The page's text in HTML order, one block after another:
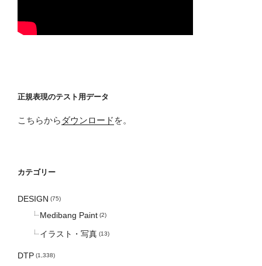
正規表現のテスト用データ
こちらから ダウンロード を。
カテゴリー
DESIGN (75)
Medibang Paint (2)
イラスト・写真 (13)
DTP (1,338)